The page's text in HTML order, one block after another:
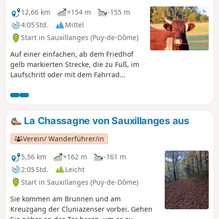
12,66 km
+154 m
-155 m
4:05 Std.
Mittel
Start in Sauxillanges (Puy-de-Dôme)
Auf einer einfachen, ab dem Friedhof
gelb markierten Strecke, die zu Fuß, im
Laufschritt oder mit dem Fahrrad
die verschiedenen Tierhaltungsbetriebe
und die Landschaften rund um
Sauxillanges entdecken.
La Chassagne von Sauxillanges aus
Verein/ Wanderführer/in
5,56 km
+162 m
-161 m
2:05 Std.
Leicht
Start in Sauxillanges (Puy-de-Dôme)
Sie kommen am Brunnen und am
Kreuzgang der Cluniazenser vorbei. Gehen